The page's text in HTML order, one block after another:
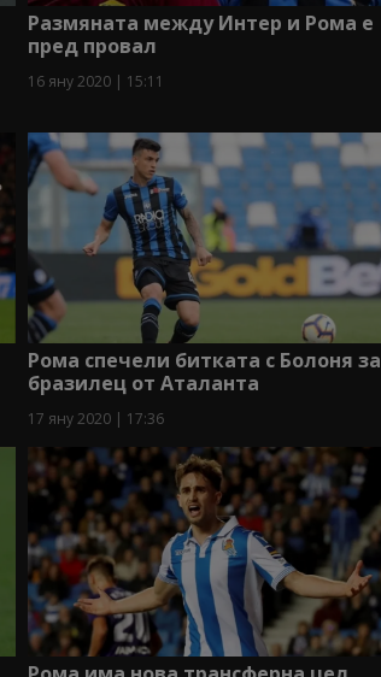
Размяната между Интер и Рома е
пред провал
16 яну 2020 | 15:11
Рома спечели битката с Болоня за
бразилец от Аталанта
17 яну 2020 | 17:36